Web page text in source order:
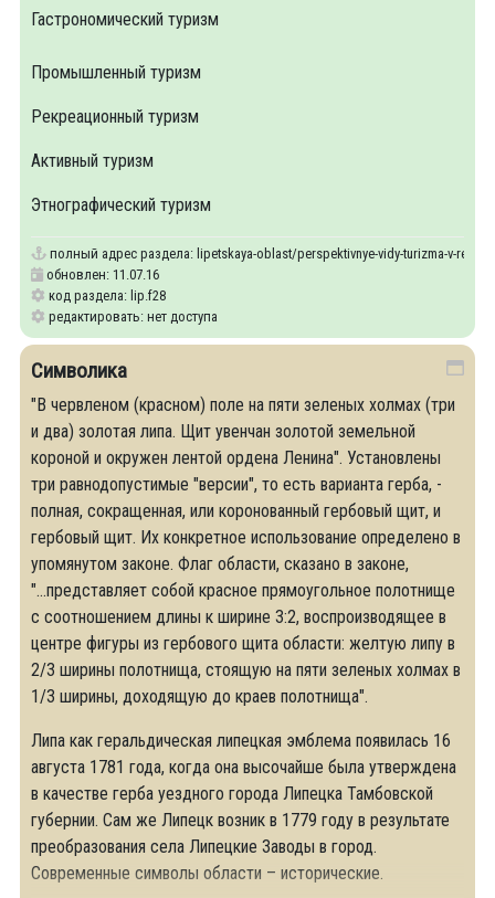
Гастрономический туризм
Промышленный туризм
Рекреационный туризм
Активный туризм
Этнографический туризм
полный адрес раздела: lipetskaya-oblast/perspektivnye-vidy-turizma-v-
обновлен: 11.07.16
код раздела: lip.f28
редактировать: нет доступа
Символика
"В червленом (красном) поле на пяти зеленых холмах (три
и два) золотая липа. Щит увенчан золотой земельной
короной и окружен лентой ордена Ленина". Установлены
три равнодопустимые "версии", то есть варианта герба, -
полная, сокращенная, или коронованный гербовый щит, и
гербовый щит. Их конкретное использование определено в
упомянутом законе. Флаг области, сказано в законе,
"...представляет собой красное прямоугольное полотнище
с соотношением длины к ширине 3:2, воспроизводящее в
центре фигуры из гербового щита области: желтую липу в
2/3 ширины полотнища, стоящую на пяти зеленых холмах в
1/3 ширины, доходящую до краев полотнища".
Липа как геральдическая липецкая эмблема появилась 16
августа 1781 года, когда она высочайше была утверждена
в качестве герба уездного города Липецка Тамбовской
губернии. Сам же Липецк возник в 1779 году в результате
преобразования села Липецкие Заводы в город.
Современные символы области – исторические.